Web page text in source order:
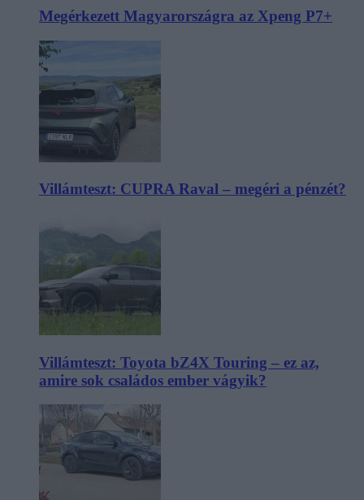
Megérkezett Magyarországra az Xpeng P7+
Villámteszt: CUPRA Raval – megéri a pénzét?
Villámteszt: Toyota bZ4X Touring – ez az,
amire sok családos ember vágyik?